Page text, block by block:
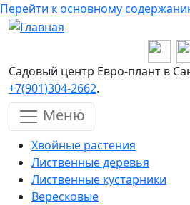
Перейти к основному
Садовый центр Евро-плант в
+7(901)304-2662.
Меню
Хвойные растения
Лиственные деревья
Лиственные кустарники
Вересковые